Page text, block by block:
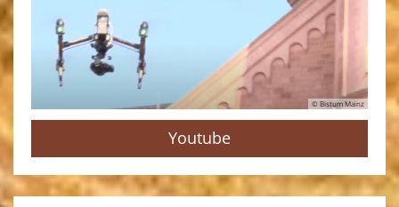
© Bistum Mainz
Youtube